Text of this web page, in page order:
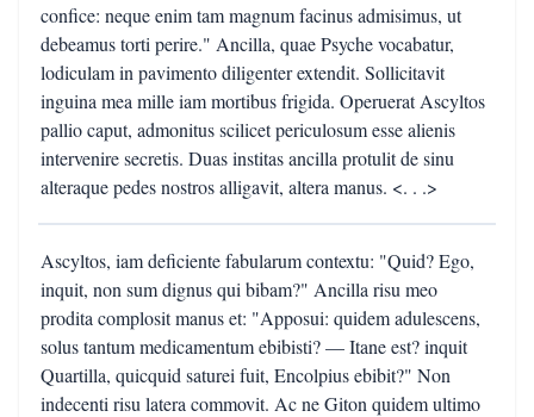
confice: neque enim tam magnum facinus admisimus, ut
debeamus torti perire." Ancilla, quae Psyche vocabatur,
lodiculam in pavimento diligenter extendit. Sollicitavit
inguina mea mille iam mortibus frigida. Operuerat Ascyltos
pallio caput, admonitus scilicet periculosum esse alienis
intervenire secretis. Duas institas ancilla protulit de sinu
alteraque pedes nostros alligavit, altera manus. <. . .>
Ascyltos, iam deficiente fabularum contextu: "Quid? Ego,
inquit, non sum dignus qui bibam?" Ancilla risu meo
prodita complosit manus et: "Apposui: quidem adulescens,
solus tantum medicamentum ebibisti? — Itane est? inquit
Quartilla, quicquid saturei fuit, Encolpius ebibit?" Non
indecenti risu latera commovit. Ac ne Giton quidem ultimo